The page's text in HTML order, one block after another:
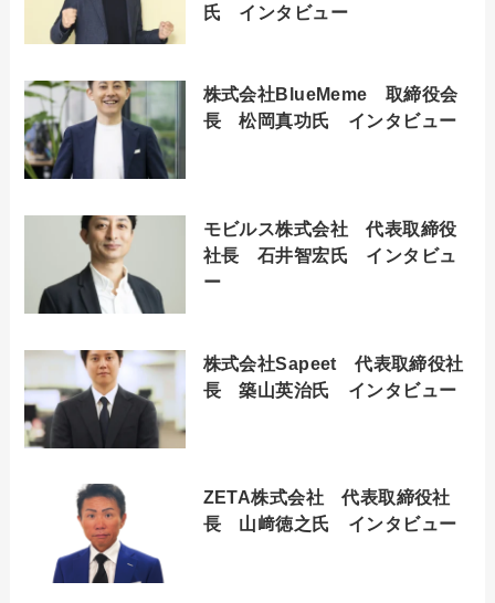
氏 インタビュー
株式会社BlueMeme 取締役会
長 松岡真功氏 インタビュー
モビルス株式会社 代表取締役
社長 石井智宏氏 インタビュ
ー
株式会社Sapeet 代表取締役社
長 築山英治氏 インタビュー
ZETA株式会社 代表取締役社
長 山﨑徳之氏 インタビュー